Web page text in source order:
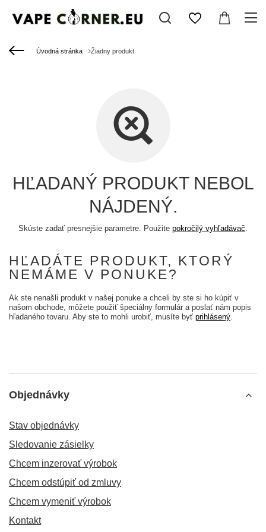
Úvodná stránka Žiadny produkt
HĽADANÝ PRODUKT NEBOL
NÁJDENÝ.
Skúste zadať presnejšie parametre. Použite pokročilý vyhľadávač.
HĽADÁTE PRODUKT, KTORÝ
NEMÁME V PONUKE?
Ak ste nenašli produkt v našej ponuke a chceli by ste si ho kúpiť v
našom obchode, môžete použiť špeciálny formulár a poslať nám popis
hľadaného tovaru. Aby ste to mohli urobiť, musíte byť prihlásený.
Objednávky
Stav objednávky
Sledovanie zásielky
Chcem inzerovať výrobok
Chcem odstúpiť od zmluvy
Chcem vymeniť výrobok
Kontakt